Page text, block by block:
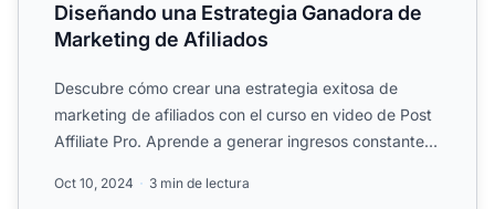
Diseñando una Estrategia Ganadora de
Marketing de Afiliados
Descubre cómo crear una estrategia exitosa de
marketing de afiliados con el curso en video de Post
Affiliate Pro. Aprende a generar ingresos constantes
Oct 10, 2024 3 min de lectura